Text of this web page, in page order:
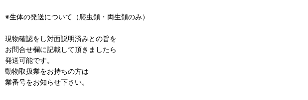
※生体の発送について（爬虫類・両生類のみ）
現物確認をし対面説明済みとの旨を
お問合せ欄に記載して頂きましたら
発送可能です。
動物取扱業をお持ちの方は
業番号をお知らせ下さい。